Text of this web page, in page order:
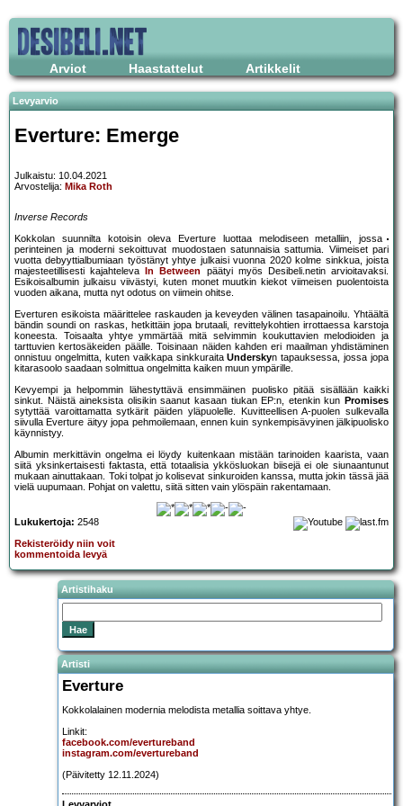
Arviot Haastattelut Artikkelit
Levyarvio
Everture: Emerge
Julkaistu: 10.04.2021
Arvostelija: Mika Roth
Inverse Records
Kokkolan suunnilta kotoisin oleva Everture luottaa melodiseen metalliin, jossa
perinteinen ja moderni sekoittuvat muodostaen satunnaisia sattumia. Viimeiset pari
vuotta debyyttialbumiaan työstänyt yhtye julkaisi vuonna 2020 kolme sinkkua, joista
majesteetillisesti kajahteleva
In Between
päätyi myös Desibeli.netin arvioitavaksi.
Esikoisalbumin julkaisu viivästyi, kuten monet muutkin kiekot viimeisen puolentoista
vuoden aikana, mutta nyt odotus on viimein ohitse.
Everturen esikoista määrittelee raskauden ja keveyden välinen tasapainoilu. Yhtäältä
bändin soundi on raskas, hetkittäin jopa brutaali, revittelykohtien irrottaessa karstoja
koneesta. Toisaalta yhtye ymmärtää mitä selvimmin koukuttavien melodioiden ja
tarttuvien kertosäkeiden päälle. Toisinaan näiden kahden eri maailman yhdistäminen
onnistuu ongelmitta, kuten vaikkapa sinkkuraitaUnderskyn tapauksessa, jossa jopa
kitarasoolo saadaan solmittua ongelmitta kaiken muun ympärille.
Kevyempi ja helpommin lähestyttävä ensimmäinen puolisko pitää sisällään kaikki
sinkut. Näistä aineksista olisikin saanut kasaan tiukan EP:n, etenkin kun Promises
sytyttää varoittamatta sytkärit päiden yläpuolelle. Kuvitteellisen A-puolen sulkevalla
siivulla Everture äityy jopa pehmoilemaan, ennen kuin synkempisävyinen jälkipuolisko
käynnistyy.
Albumin merkittävin ongelma ei löydy kuitenkaan mistään tarinoiden kaarista, vaan
siitä yksinkertaisesti faktasta, että totaalisia ykkösluokan biisejä ei ole siunaantunut
mukaan ainuttakaan. Toki tolpat jo kolisevat sinkuroiden kanssa, mutta jokin tässä jää
vielä uupumaan. Pohjat on valettu, siitä sitten vain ylöspäin rakentamaan.
Lukukertoja: 2548
Rekisteröidy niin voit
kommentoida levyä
Artistihaku
Artisti
Everture
Kokkolalainen modernia melodista metallia soittava yhtye.
Linkit:
facebook.com/evertureband
instagram.com/evertureband
(Päivitetty 12.11.2024)